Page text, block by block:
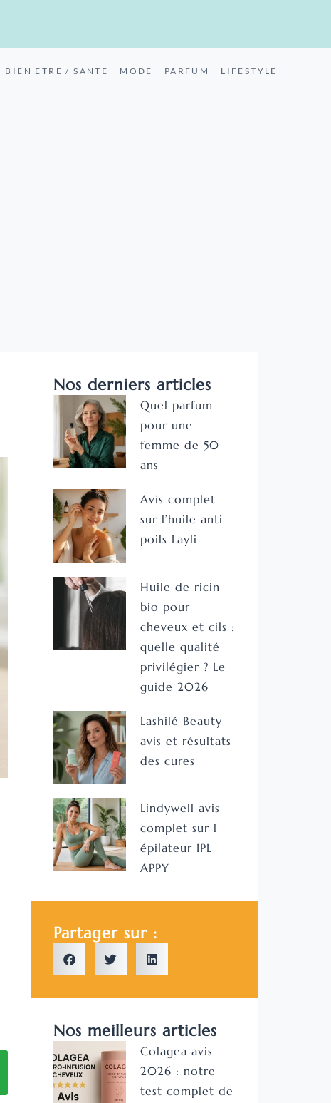
BIEN ETRE / SANTE MODE PARFUM LIFESTYLE
Nos derniers articles
Quel parfum
pour une
femme de 50
ans
Avis complet
sur l’huile anti
poils Layli
Huile de ricin
bio pour
cheveux et cils :
quelle qualité
privilégier ? Le
guide 2026
Lashilé Beauty
avis et résultats
des cures
Lindywell avis
complet sur l
épilateur IPL
APPY
Partager sur :
Nos meilleurs articles
Colagea avis
2026 : notre
test complet de